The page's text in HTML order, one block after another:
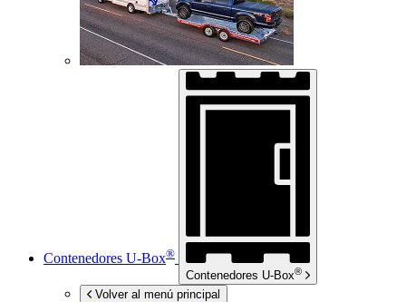
Contenedores U-Box®
Contenedores U-Box®
Volver al menú principal